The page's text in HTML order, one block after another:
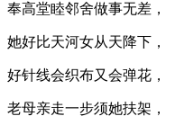
奉高堂睦邻舍做事无差，
她好比天河女从天降下，
好针线会织布又会弹花，
老母亲走一步须她扶架，